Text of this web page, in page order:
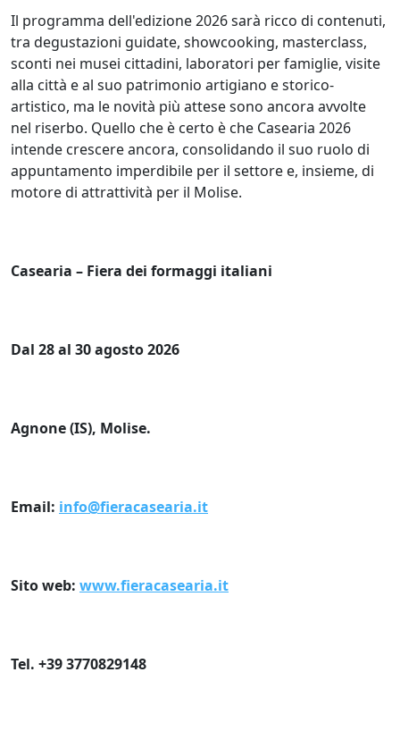
Il programma dell'edizione 2026 sarà ricco di contenuti,
tra degustazioni guidate, showcooking, masterclass,
sconti nei musei cittadini, laboratori per famiglie, visite
alla città e al suo patrimonio artigiano e storico-
artistico, ma le novità più attese sono ancora avvolte
nel riserbo. Quello che è certo è che Casearia 2026
intende crescere ancora, consolidando il suo ruolo di
appuntamento imperdibile per il settore e, insieme, di
motore di attrattività per il Molise.
Casearia – Fiera dei formaggi italiani
Dal 28 al 30 agosto 2026
Agnone (IS), Molise.
Email: info@fieracasearia.it
Sito web: www.fieracasearia.it
Tel. +39 3770829148